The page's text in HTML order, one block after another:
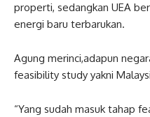
properti, sedangkan UEA
energi baru terbarukan.
Agung merinci,adapun
feasibility study yakni
“Yang sudah masuk tahap